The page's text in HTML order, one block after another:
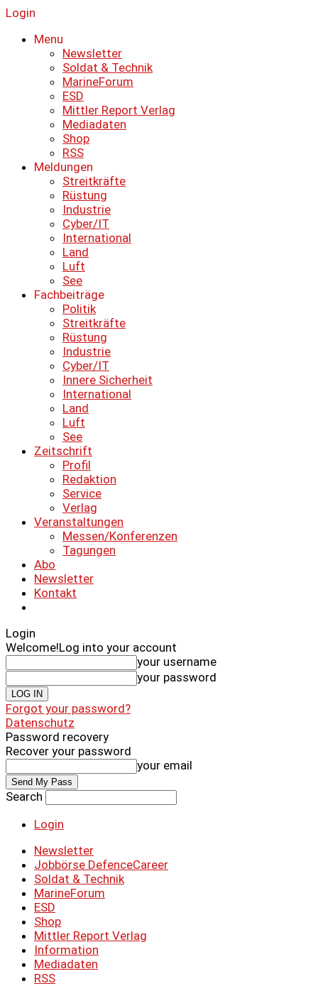
Login
Menu
Newsletter
Soldat & Technik
MarineForum
ESD
Mittler Report Verlag
Mediadaten
Shop
RSS
Meldungen
Streitkräfte
Rüstung
Industrie
Cyber/IT
International
Land
Luft
See
Fachbeiträge
Politik
Streitkräfte
Rüstung
Industrie
Cyber/IT
Innere Sicherheit
International
Land
Luft
See
Zeitschrift
Profil
Redaktion
Service
Verlag
Veranstaltungen
Messen/Konferenzen
Tagungen
Abo
Newsletter
Kontakt
Login
Welcome!Log into your account
your username
your password
Forgot your password?
Datenschutz
Password recovery
Recover your password
your email
Search
Login
Newsletter
Jobbörse DefenceCareer
Soldat & Technik
MarineForum
ESD
Shop
Mittler Report Verlag
Information
Mediadaten
RSS